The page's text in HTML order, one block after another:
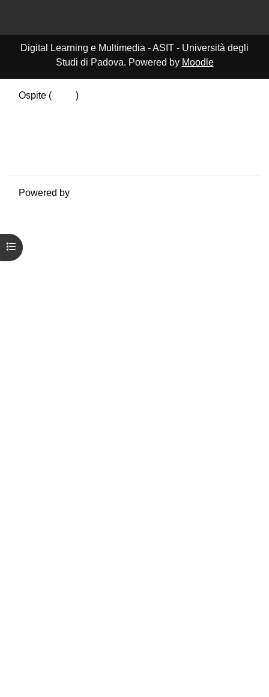
Apri indice del corso
Digital Learning e Multimedia - ASIT - Università degli
Studi di Padova. Powered by Moodle
Ospite (
)
Powered by